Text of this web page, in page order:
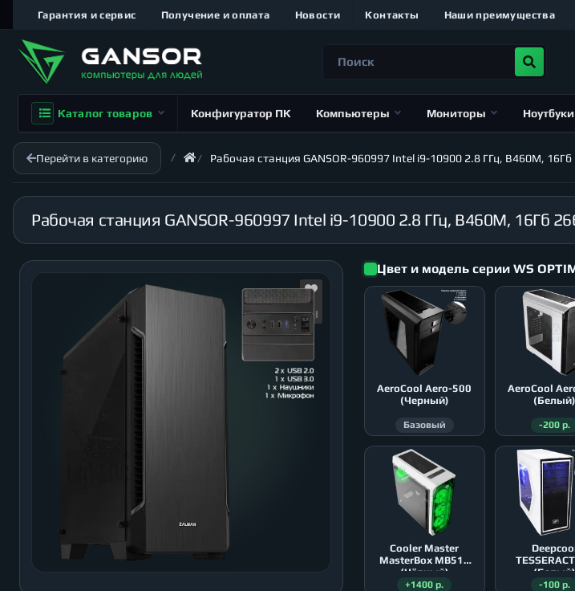
Гарантия и сервис Получение и оплата Новости Контакты Наши преимущества
Каталог товаров Конфигуратор ПК Компьютеры Мониторы Ноутбуки
Перейти в категорию Рабочая станция GANSOR-960997 Intel i9-10900 2.8 ГГц, B460M,
Цвет и модель серии WS
AeroСool Aero-500
(Черный)
Базовый
AeroСool
(Белый)
-200 р.
Cooler Master
MasterBox MB511
(Чёрный)
+1400 р.
(Белый)
-100 р.